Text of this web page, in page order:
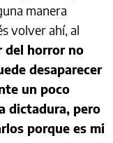
manera
volver ahí, al
del horror no
desaparecer
un poco
dictadura, pero
porque es mi